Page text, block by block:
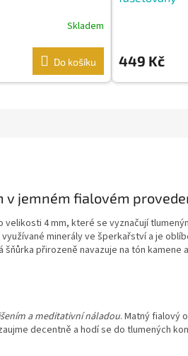
Skladem
Do košíku 449 Kč
v jemném fialovém
4 mm, které se vyznačují
minerály ve šperkařství a je
přirozeně navazuje na tón kamene
a meditativní náladou. Matný fialový
decentně a hodí se do tlumených